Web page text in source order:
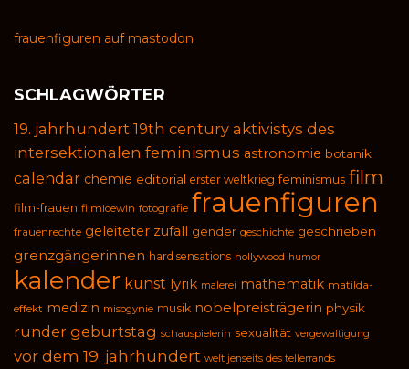
frauenfiguren auf mastodon
SCHLAGWÖRTER
19. jahrhundert 19th century aktivistys des
intersektionalen feminismus astronomie botanik
calendar chemie editorial erster weltkrieg feminismus film
film-frauen filmloewin fotografie frauenfiguren
frauenrechte geleiteter zufall gender geschichte geschrieben
grenzgängerinnen hard sensations hollywood humor
kalender kunst lyrik malerei mathematik matilda-
effekt medizin misogynie musik nobelpreisträgerin physik
runder geburtstag schauspielerin sexualität vergewaltigung
vor dem 19. jahrhundert welt jenseits des tellerrands